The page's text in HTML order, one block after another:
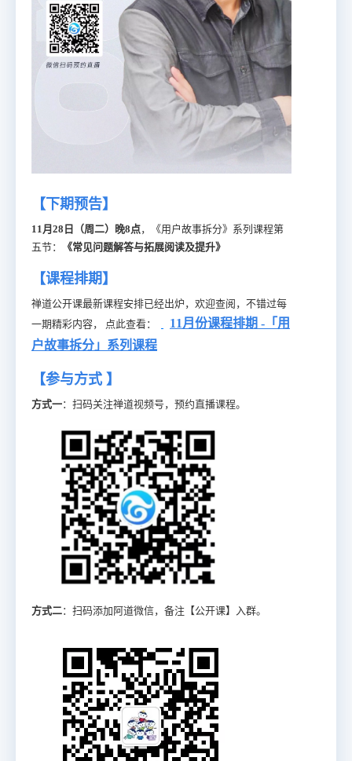
【下期预告】
11月28日（周二）晚8点，《用户故事拆分》系列课程第
五节：
《常见问题解答与拓展阅读及提升》
【课程排期】
禅道公开课最新课程安排已经出炉，欢迎查阅，不错过每
一期精彩内容， 点此查看：
11月份课程排期 - 「用
户故事拆分」系列课程
【参与方式 】
方式一：扫码关注禅道视频号，预约直播课程。
方式二：扫码添加阿道微信，备注【公开课】入群。